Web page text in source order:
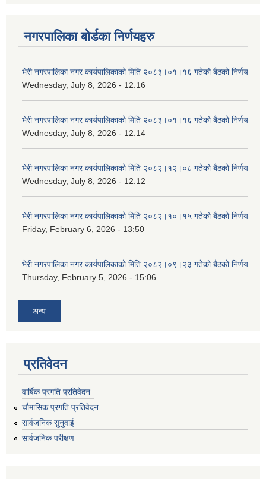
नगरपालिका बोर्डका निर्णयहरु
भेरी नगरपालिका नगर कार्यपालिकाको मिति २०८३।०१।१६ गतेको बैठको निर्णय
Wednesday, July 8, 2026 - 12:16
भेरी नगरपालिका नगर कार्यपालिकाको मिति २०८३।०१।१६ गतेको बैठको निर्णय
Wednesday, July 8, 2026 - 12:14
भेरी नगरपालिका नगर कार्यपालिकाको मिति २०८२।१२।०८ गतेको बैठको निर्णय
Wednesday, July 8, 2026 - 12:12
भेरी नगरपालिका नगर कार्यपालिकाको मिति २०८२।१०।१५ गतेको बैठको निर्णय
Friday, February 6, 2026 - 13:50
भेरी नगरपालिका नगर कार्यपालिकाको मिति २०८२।०९।२३ गतेको बैठको निर्णय
Thursday, February 5, 2026 - 15:06
अन्य
प्रतिवेदन
वार्षिक प्रगति प्रतिवेदन
चौमासिक प्रगति प्रतिवेदन
सार्वजनिक सुनुवाई
सार्वजनिक परीक्षण